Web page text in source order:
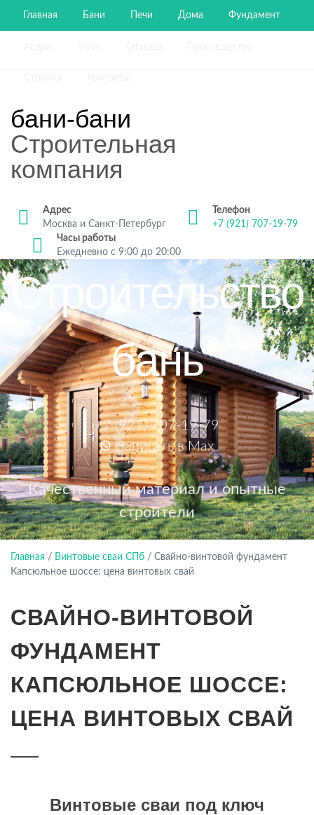
Главная Бани Печи Дома Фундамент
бани-бани
Строительная
компания
Адрес
Москва и Санкт-Петербург
Телефон
+7 (921) 707-19-79
Часы работы
Ежедневно с 9:00 до 20:00
Строительство
бань
+7 (921) 707-19-79
Написать в Max
Качественный материал и опытные
строители
Главная / Винтовые сваи СПб / Свайно-винтовой фундамент
Капсюльное шоссе: цена винтовых свай
СВАЙНО-ВИНТОВОЙ
ФУНДАМЕНТ
КАПСЮЛЬНОЕ ШОССЕ:
ЦЕНА ВИНТОВЫХ СВАЙ
Винтовые сваи под ключ